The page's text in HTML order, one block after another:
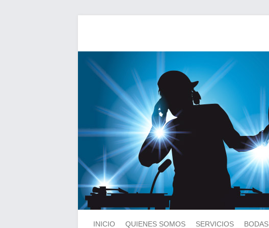
INICIO QUIENES SOMOS SERVICIOS BODAS